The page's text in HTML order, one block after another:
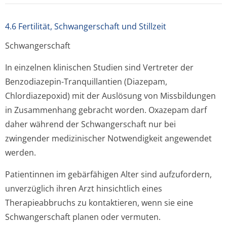
4.6 Fertilität, Schwangerschaft und Stillzeit
Schwangerschaft
In einzelnen klinischen Studien sind Vertreter der
Benzodiazepin-Tranquillantien (Diazepam,
Chlordiazepoxid) mit der Auslösung von Missbildungen
in Zusammenhang gebracht worden. Oxazepam darf
daher während der Schwangerschaft nur bei
zwingender medizinischer Notwendigkeit angewendet
werden.
Patientinnen im gebärfähigen Alter sind aufzufordern,
unverzüglich ihren Arzt hinsichtlich eines
Therapieabbruchs zu kontaktieren, wenn sie eine
Schwangerschaft planen oder vermuten.